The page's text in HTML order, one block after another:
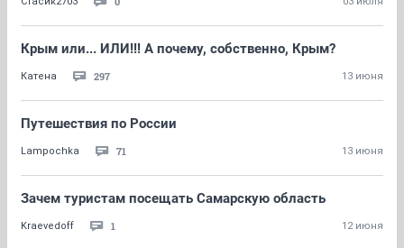
Крым или... ИЛИ!!! А почему, собственно, Крым?
Катена 297 13 июня
Путешествия по России
Lampochka 71 13 июня
Зачем туристам посещать Самарскую область
Kraevedoff 1 12 июня